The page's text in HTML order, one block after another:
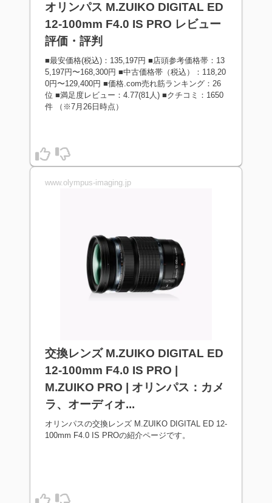
オリンパス M.ZUIKO DIGITAL ED
12-100mm F4.0 IS PRO レビュー
評価・評判
■最安価格(税込)：135,197円 ■店頭参考価格帯：13
5,197円〜168,300円 ■中古価格帯（税込）：118,20
0円〜129,400円 ■価格.com売れ筋ランキング：26
位 ■満足度レビュー：4.77(81人) ■クチコミ：1650
件 （※7月26日時点）
www.olympus-imaging.jp
交換レンズ M.ZUIKO DIGITAL ED
12-100mm F4.0 IS PRO |
M.ZUIKO PRO | オリンパス：カメ
ラ、オーディオ...
オリンパスの交換レンズ M.ZUIKO DIGITAL ED 12-
100mm F4.0 IS PROの紹介ページです。